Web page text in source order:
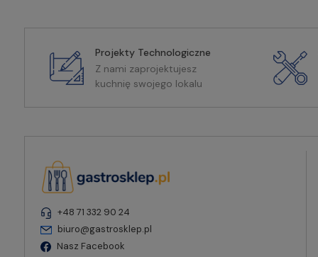
Projekty Technologiczne
Z nami zaprojektujesz
kuchnię swojego lokalu
+48 71 332 90 24
biuro@gastrosklep.pl
Nasz Facebook